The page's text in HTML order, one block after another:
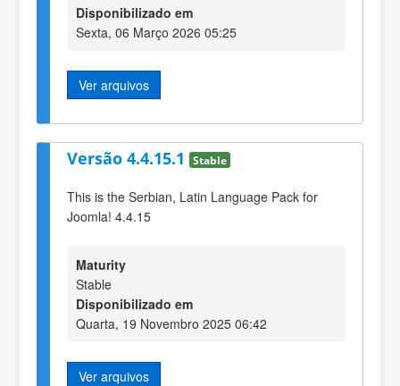
Disponibilizado em
Sexta, 06 Março 2026 05:25
Ver arquivos
Versão 4.4.15.1 Stable
This is the Serbian, Latin Language Pack for
Joomla! 4.4.15
Maturity
Stable
Disponibilizado em
Quarta, 19 Novembro 2025 06:42
Ver arquivos